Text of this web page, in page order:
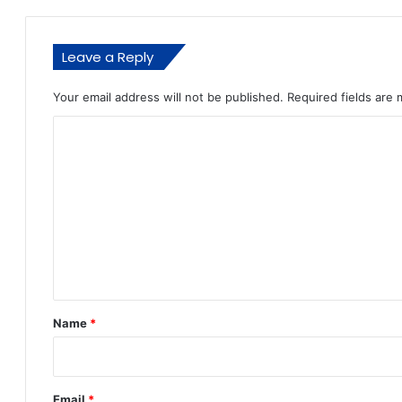
Leave a Reply
Your email address will not be published. Required fields are
*
Name *